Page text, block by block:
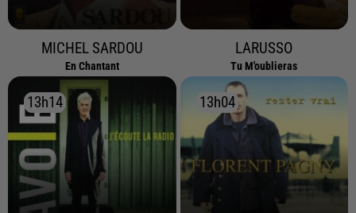
MICHEL SARDOU
En Chantant
LARUSSO
Tu M'oublieras
13h14
13h14 13h04
13h04